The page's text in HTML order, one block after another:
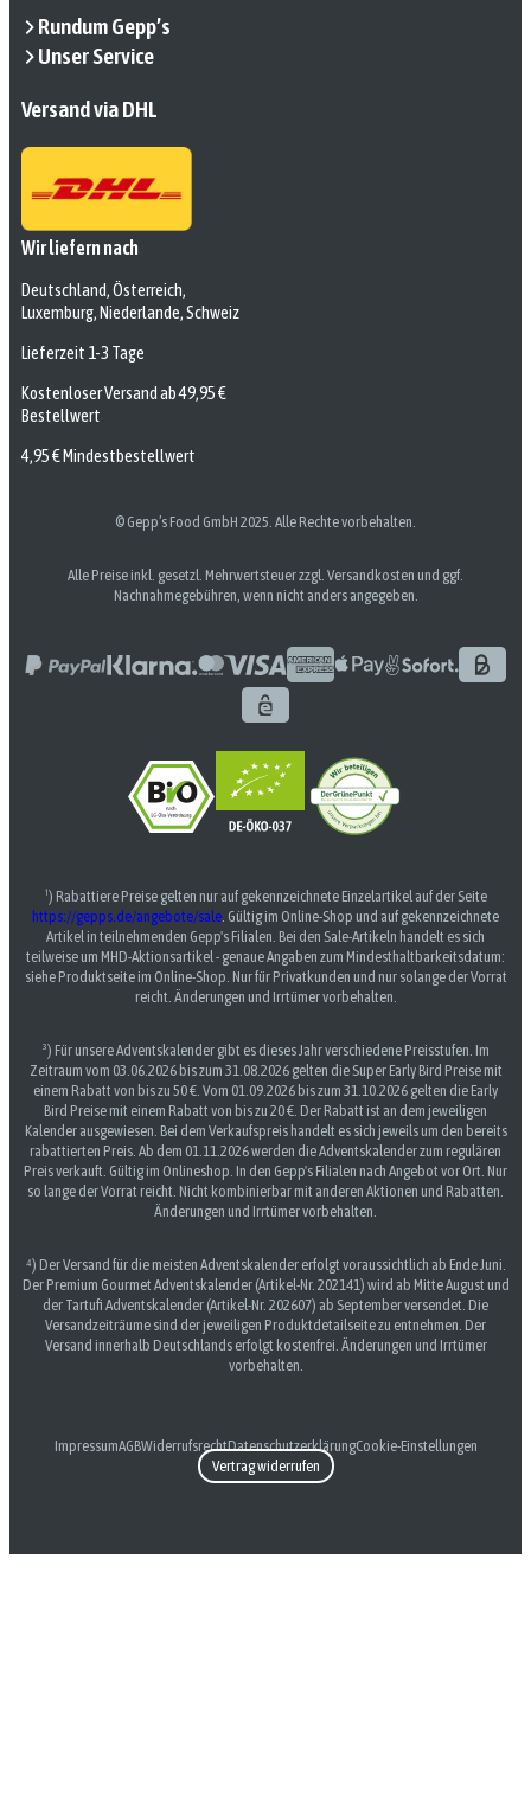
Rundum Gepp’s
Unser Service
Versand via DHL
Wir liefern nach
Deutschland, Österreich,
Luxemburg, Niederlande, Schweiz
Lieferzeit 1-3 Tage
Kostenloser Versand ab 49,95 €
Bestellwert
4,95 € Mindestbestellwert
© Gepp’s Food GmbH 2025. Alle Rechte vorbehalten.
Alle Preise inkl. gesetzl. Mehrwertsteuer zzgl. Versandkosten und ggf.
Nachnahmegebühren, wenn nicht anders angegeben.
¹) Rabattiere Preise gelten nur auf gekennzeichnete Einzelartikel auf der Seite
https://gepps.de/angebote/sale . Gültig im Online-Shop und auf gekennzeichnete
Artikel in teilnehmenden Gepp's Filialen. Bei den Sale-Artikeln handelt es sich
teilweise um MHD-Aktionsartikel - genaue Angaben zum Mindesthaltbarkeitsdatum:
siehe Produktseite im Online-Shop. Nur für Privatkunden und nur solange der Vorrat
reicht. Änderungen und Irrtümer vorbehalten.
³) Für unsere Adventskalender gibt es dieses Jahr verschiedene Preisstufen. Im
Zeitraum vom 03.06.2026 bis zum 31.08.2026 gelten die Super Early Bird Preise mit
einem Rabatt von bis zu 50 €. Vom 01.09.2026 bis zum 31.10.2026 gelten die Early
Bird Preise mit einem Rabatt von bis zu 20 €. Der Rabatt ist an dem jeweiligen
Kalender ausgewiesen. Bei dem Verkaufspreis handelt es sich jeweils um den bereits
rabattierten Preis. Ab dem 01.11.2026 werden die Adventskalender zum regulären
Preis verkauft. Gültig im Onlineshop. In den Gepp's Filialen nach Angebot vor Ort. Nur
so lange der Vorrat reicht. Nicht kombinierbar mit anderen Aktionen und Rabatten.
Änderungen und Irrtümer vorbehalten.
⁴) Der Versand für die meisten Adventskalender erfolgt voraussichtlich ab Ende Juni.
Der Premium Gourmet Adventskalender (Artikel-Nr. 202141) wird ab Mitte August und
der Tartufi Adventskalender (Artikel-Nr. 202607) ab September versendet. Die
Versandzeiträume sind der jeweiligen Produktdetailseite zu entnehmen. Der
Versand innerhalb Deutschlands erfolgt kostenfrei. Änderungen und Irrtümer
vorbehalten.
ImpressumAGBWiderrufsrechtDatenschutzerklärungCookie-Einstellungen
Vertrag widerrufen